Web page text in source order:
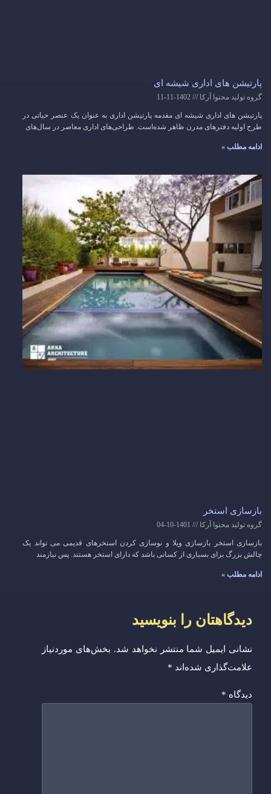
پارتیشن های اداری شیشه ای
گروه تولید محتوا آرکا
پارتیشن های اداری شیشه ای مقدمه پارتیشن‌‌ اداری به عنوان یک عنصر حیاتی در
طرح اولیه دفترهای مدرن ظاهر شده‌است. طراحی‌های اداری معاصر در سال‌های
ادامه مطلب »
بازسازی استخر
گروه تولید محتوا آرکا
بازسازی استخر بازسازی ویلا و نوسازی کردن استخرهای قدیمی می تواند یک
چالش بزرگ برای بسیاری از کسانی باشد که دارای استخر هستند. پس نیازمند
ادامه مطلب »
دیدگاهتان را بنویسید
نشانی ایمیل شما منتشر نخواهد شد. بخش‌های موردنیاز
علامت‌گذاری شده‌اند *
دیدگاه *